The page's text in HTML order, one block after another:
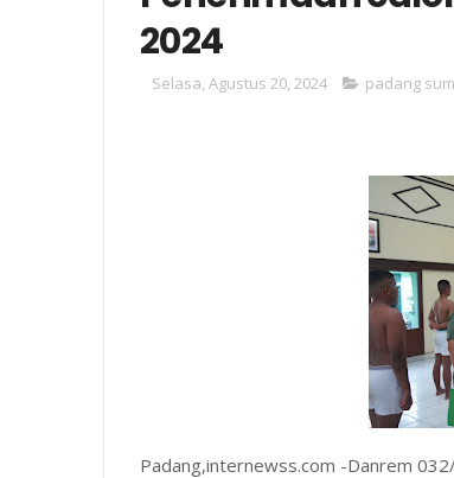
2024
Selasa, Agustus 20, 2024 padang
Padang,internewss.com -Danrem